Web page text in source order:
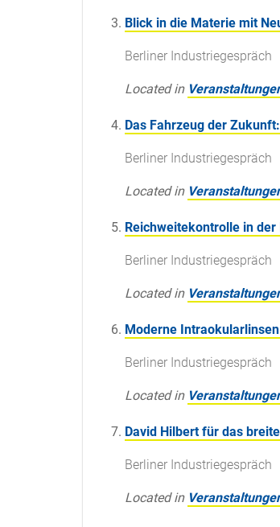
Blick in die Materie mit
Berliner Industriegespräch
Located in
Das Fahrzeug der
Berliner Industriegespräch
Located in
Reichweitekontrolle in
Berliner Industriegespräch
Located in
Moderne
Berliner Industriegespräch
Located in
David Hilbert für das
Berliner Industriegespräch
Located in